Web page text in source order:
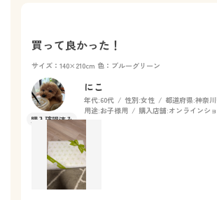
買って良かった！
サイズ：140×210cm 色：ブルーグリーン
にこ
年代:60代 性別:女性 都道府県:神奈
用途:お子様用 購入店舗:オンラインシ